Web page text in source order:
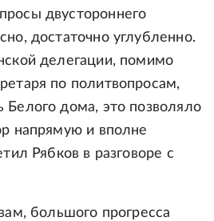
двустороннего
достаточно углубленно.
делегации, помимо
по политвопросам,
Белого дома, это позволяло
напрямую и вполне
Рябков в разговоре с
большого прогресса